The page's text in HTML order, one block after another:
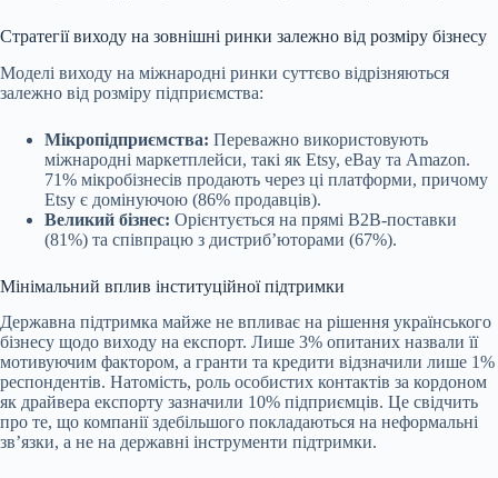
Стратегії виходу на зовнішні ринки залежно від розміру бізнесу
Моделі виходу на міжнародні ринки суттєво відрізняються
залежно від розміру підприємства:
Мікропідприємства: Переважно використовують
міжнародні маркетплейси, такі як Etsy, eBay та Amazon.
71% мікробізнесів продають через ці платформи, причому
Etsy є домінуючою (86% продавців).
Великий бізнес: Орієнтується на прямі B2B-поставки
(81%) та співпрацю з дистриб’юторами (67%).
Мінімальний вплив інституційної підтримки
Державна підтримка майже не впливає на рішення українського
бізнесу щодо виходу на експорт. Лише 3% опитаних назвали її
мотивуючим фактором, а гранти та кредити відзначили лише 1%
респондентів. Натомість, роль особистих контактів за кордоном
як драйвера експорту зазначили 10% підприємців. Це свідчить
про те, що компанії здебільшого покладаються на неформальні
зв’язки, а не на державні інструменти підтримки.